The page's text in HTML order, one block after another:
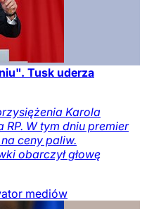
Tusk uderza
Karola
W tym dniu premier
ceny paliw.
obarczył głowę
mediów